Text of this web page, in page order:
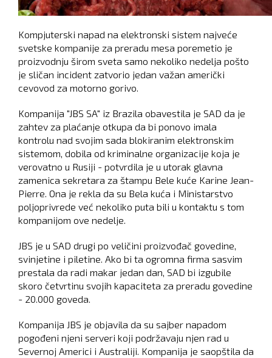
Kompjuterski napad na elektronski sistem najveće
svetske kompanije za preradu mesa poremetio je
proizvodnju širom sveta samo nekoliko nedelja pošto
je sličan incident zatvorio jedan važan američki
cevovod za motorno gorivo.
Kompanija "JBS SA" iz Brazila obavestila je SAD da je
zahtev za plaćanje otkupa da bi ponovo imala
kontrolu nad svojim sada blokiranim elektronskim
sistemom, dobila od kriminalne organizacije koja je
verovatno u Rusiji - potvrdila je u utorak glavna
zamenica sekretara za štampu Bele kuće Karine Jean-
Pierre. Ona je rekla da su Bela kuća i Ministarstvo
poljoprivrede već nekoliko puta bili u kontaktu s tom
kompanijom ove nedelje.
JBS je u SAD drugi po veličini proizvođač govedine,
svinjetine i piletine. Ako bi ta ogromna firma sasvim
prestala da radi makar jedan dan, SAD bi izgubile
skoro četvrtinu svojih kapaciteta za preradu govedine
- 20.000 goveda.
Kompanija JBS je objavila da su sajber napadom
pogođeni njeni serveri koji podržavaju njen rad u
Severnoj Americi i Australiji. Kompanija je saopštila da